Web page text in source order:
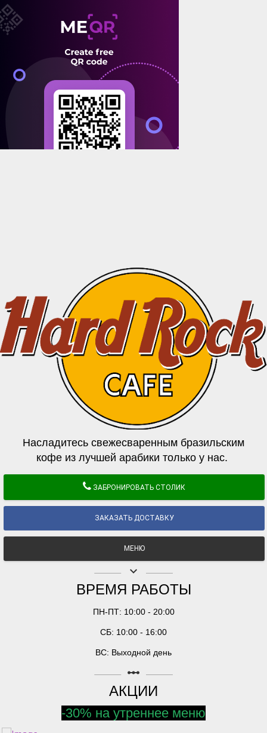
Насладитесь свежесваренным бразильским
кофе из лучшей арабики только у нас.
ЗАБРОНИРОВАТЬ СТОЛИК
ЗАКАЗАТЬ ДОСТАВКУ
МЕНЮ
keyboard_arrow_down
ВРЕМЯ РАБОТЫ
ПН-ПТ: 10:00 - 20:00
СБ: 10:00 - 16:00
ВС: Выходной день
linear_scale
АКЦИИ
-30% на утреннее меню